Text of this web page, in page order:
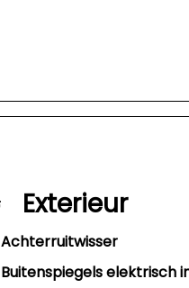
Exterieur
Achterruitwisser
Buitenspiegels elektrisch